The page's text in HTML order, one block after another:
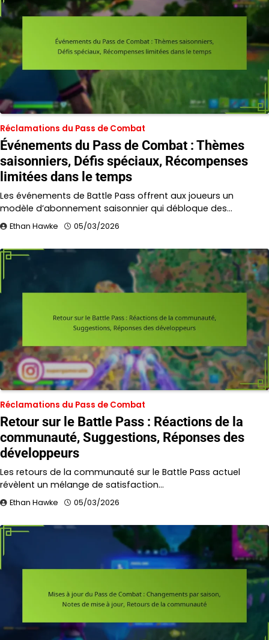
Réclamations du Pass de Combat
Événements du Pass de Combat : Thèmes
saisonniers, Défis spéciaux, Récompenses
limitées dans le temps
Les événements de Battle Pass offrent aux joueurs un
modèle d’abonnement saisonnier qui débloque des…
Ethan Hawke 05/03/2026
Réclamations du Pass de Combat
Retour sur le Battle Pass : Réactions de la
communauté, Suggestions, Réponses des
développeurs
Les retours de la communauté sur le Battle Pass actuel
révèlent un mélange de satisfaction…
Ethan Hawke 05/03/2026